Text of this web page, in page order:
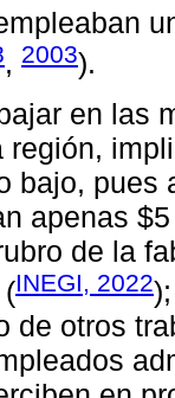
, 2003).
en las
región,
bajo, pues
apenas
de la
INEGI, 2022
de otros